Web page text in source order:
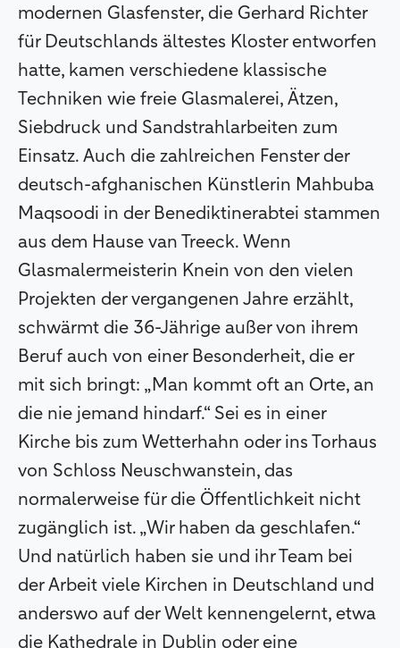
modernen Glasfenster, die Gerhard Richter
für Deutschlands ältestes Kloster entworfen
hatte, kamen verschiedene klassische
Techniken wie freie Glasmalerei, Ätzen,
Siebdruck und Sandstrahlarbeiten zum
Einsatz. Auch die zahlreichen Fenster der
deutsch-afghanischen Künstlerin Mahbuba
Maqsoodi in der Benediktinerabtei stammen
aus dem Hause van Treeck. Wenn
Glasmalermeisterin Knein von den vielen
Projekten der vergangenen Jahre erzählt,
schwärmt die 36-Jährige außer von ihrem
Beruf auch von einer Besonderheit, die er
mit sich bringt: „Man kommt oft an Orte, an
die nie jemand hindarf.“ Sei es in einer
Kirche bis zum Wetterhahn oder ins Torhaus
von Schloss Neuschwanstein, das
normalerweise für die Öffentlichkeit nicht
zugänglich ist. „Wir haben da geschlafen.“
Und natürlich haben sie und ihr Team bei
der Arbeit viele Kirchen in Deutschland und
anderswo auf der Welt kennengelernt, etwa
die Kathedrale in Dublin oder eine